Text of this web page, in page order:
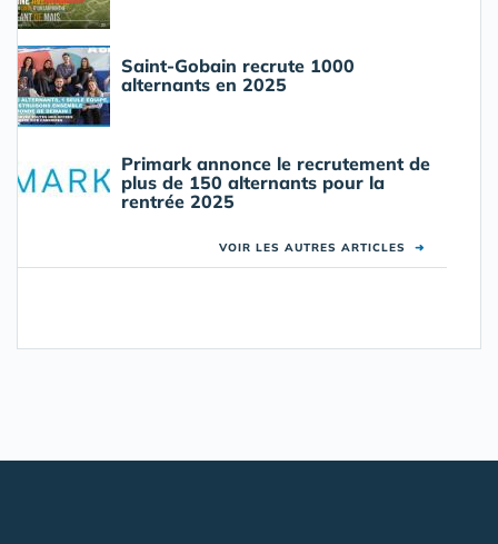
Saint-Gobain recrute 1000
alternants en 2025
Primark annonce le recrutement de
plus de 150 alternants pour la
rentrée 2025
VOIR LES AUTRES ARTICLES ➜